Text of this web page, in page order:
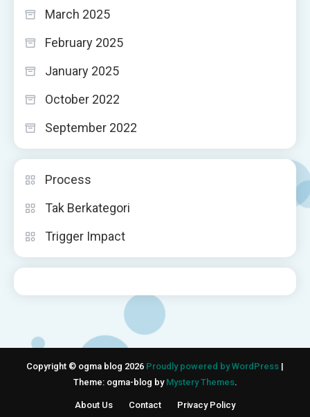
March 2025
February 2025
January 2025
October 2022
September 2022
Process
Tak Berkategori
Trigger Impact
Copyright © ogma blog 2026 Proudly powered by WordPress |
Theme: ogma-blog by Mystery Themes.
About Us Contact Privacy Policy